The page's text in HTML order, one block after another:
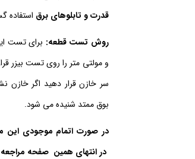
قدرت و تابلوهای برق استفاده
روش تست قطعه: برای تست
و مولتی متر را روی تست بیزر
سر خازن قرار دهید اگر خازن
بوق ممتد شنیده می‌ شود.
در صورت اتمام موجودی
در انتهای همین صفحه مراجعه